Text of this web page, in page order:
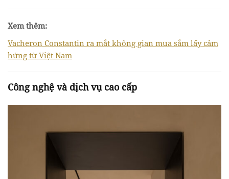
Xem thêm:
Vacheron Constantin ra mắt không gian mua sắm lấy cảm
hứng từ Việt Nam
Công nghệ và dịch vụ cao cấp